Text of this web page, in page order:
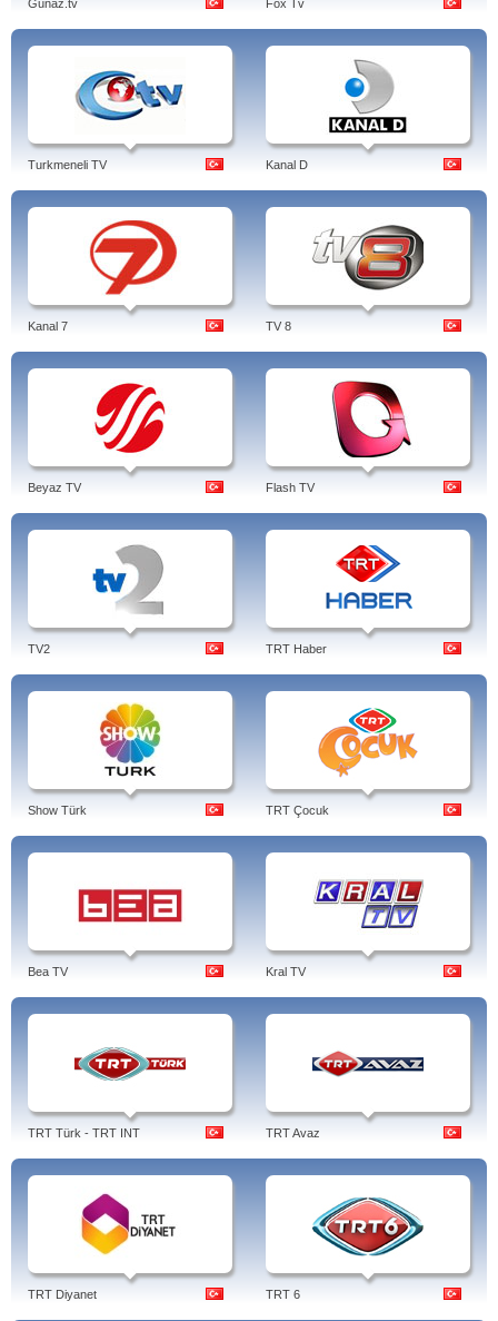
Gunaz.tv Fox Tv
Turkmeneli TV Kanal D
Kanal 7 TV 8
Beyaz TV Flash TV
TV2 TRT Haber
Show Türk TRT Çocuk
Bea TV Kral TV
TRT Türk - TRT INT TRT Avaz
TRT Diyanet TRT 6